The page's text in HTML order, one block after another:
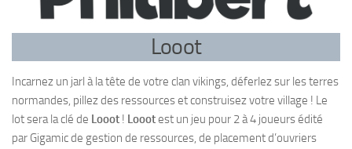
Looot
Incarnez un jarl à la tête de votre clan vikings, déferlez sur les terres
normandes, pillez des ressources et construisez votre village ! Le
lot sera la clé de Looot ! Loootest un jeu pour 2 à 4 joueurs édité
par Gigamic de gestion de ressources, de placement d’ouvriers